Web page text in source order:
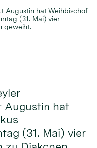
Augustin hat Weihbischof
(31. Mai) vier
geweiht.
Augustin hat
(31. Mai) vier